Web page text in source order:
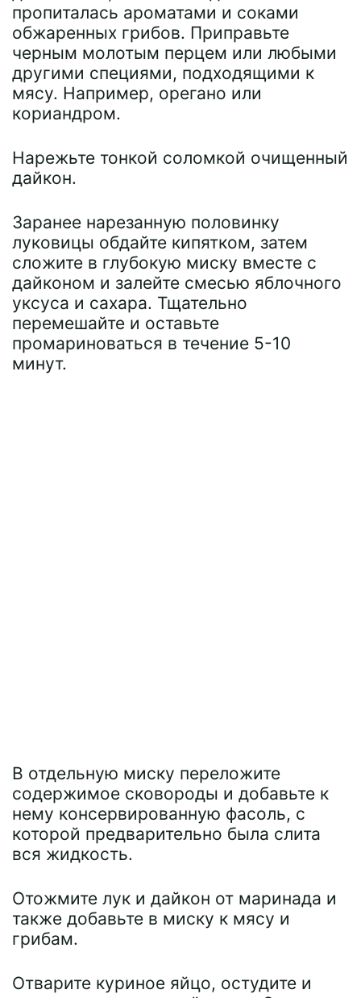
пропиталась ароматами и соками
обжаренных грибов. Приправьте
черным молотым перцем или любыми
другими специями, подходящими к
мясу. Например, орегано или
кориандром.
Нарежьте тонкой соломкой очищенный
дайкон.
Заранее нарезанную половинку
луковицы обдайте кипятком, затем
сложите в глубокую миску вместе с
дайконом и залейте смесью яблочного
уксуса и сахара. Тщательно
перемешайте и оставьте
промариноваться в течение 5-10
минут.
В отдельную миску переложите
содержимое сковороды и добавьте к
нему консервированную фасоль, с
которой предварительно была слита
вся жидкость.
Отожмите лук и дайкон от маринада и
также добавьте в миску к мясу и
грибам.
Отварите куриное яйцо, остудите и